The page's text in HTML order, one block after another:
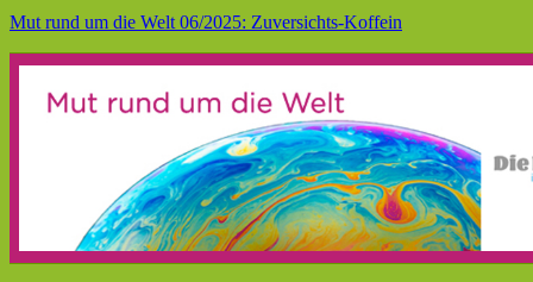
Mut rund um die Welt 06/2025: Zuversichts-Koffein